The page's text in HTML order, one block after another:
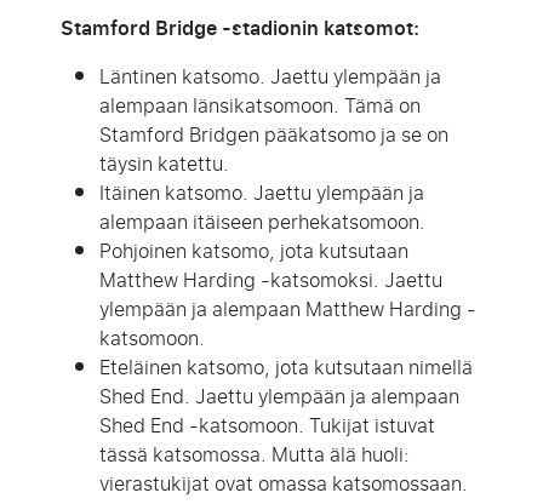
Stamford Bridge -stadionin katsomot:
Läntinen katsomo. Jaettu ylempään ja
alempaan länsikatsomoon. Tämä on
Stamford Bridgen pääkatsomo ja se on
täysin katettu.
Itäinen katsomo. Jaettu ylempään ja
alempaan itäiseen perhekatsomoon.
Pohjoinen katsomo, jota kutsutaan
Matthew Harding -katsomoksi. Jaettu
ylempään ja alempaan Matthew Harding -
katsomoon.
Eteläinen katsomo, jota kutsutaan nimellä
Shed End. Jaettu ylempään ja alempaan
Shed End -katsomoon. Tukijat istuvat
tässä katsomossa. Mutta älä huoli:
vierastukijat ovat omassa katsomossaan.